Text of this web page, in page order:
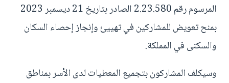
المرسوم رقم 2.23.580 الصادر بتاريخ 21 ديسمبر 2023
بمنح تعويض للمشاركين في تهييئ وإنجاز إحصاء السكان
والسكنى في المملكة.
وسيكلف المشاركون بتجميع المعطيات لدى الأسر بمناطق